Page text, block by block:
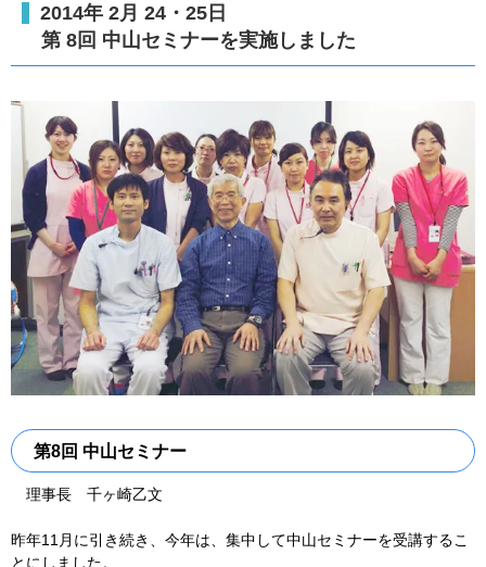
2014年 2月 24・25日
第 8回 中山セミナーを実施しました
第8回 中山セミナー
理事長 千ヶ崎乙文
昨年11月に引き続き、今年は、集中して中山セミナーを受講するこ
とにしました。